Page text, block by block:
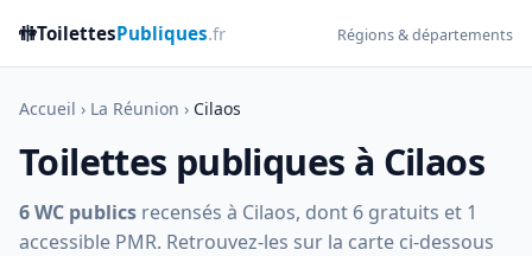
🚻ToilettesPubliques.fr Régions & départements
Accueil › La Réunion › Cilaos
Toilettes publiques à Cilaos
6 WC publics recensés à Cilaos, dont 6 gratuits et 1
accessible PMR. Retrouvez-les sur la carte ci-dessous